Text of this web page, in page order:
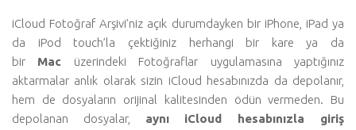
iCloud Fotoğraf Arşivi’niz açık durumdayken bir iPhone, iPad ya
da iPod touch’la çektiğiniz herhangi bir kare ya da
bir Mac üzerindeki Fotoğraflar uygulamasına yaptığınız
aktarmalar anlık olarak sizin iCloud hesabınızda da depolanır,
hem de dosyaların orijinal kalitesinden ödün vermeden. Bu
depolanan dosyalar, aynı iCloud hesabınızla giriş